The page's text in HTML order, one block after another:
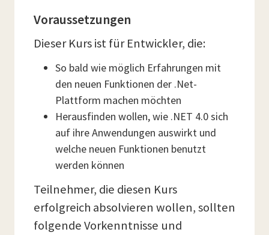
Voraussetzungen
Dieser Kurs ist für Entwickler, die:
So bald wie möglich Erfahrungen mit
den neuen Funktionen der .Net-
Plattform machen möchten
Herausfinden wollen, wie .NET 4.0 sich
auf ihre Anwendungen auswirkt und
welche neuen Funktionen benutzt
werden können
Teilnehmer, die diesen Kurs
erfolgreich absolvieren wollen, sollten
folgende Vorkenntnisse und